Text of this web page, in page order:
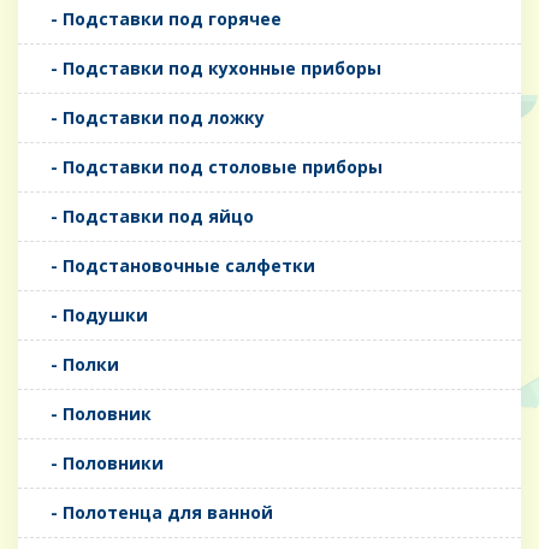
- Подставки под горячее
- Подставки под кухонные приборы
- Подставки под ложку
- Подставки под столовые приборы
- Подставки под яйцо
- Подстановочные салфетки
- Подушки
- Полки
- Половник
- Половники
- Полотенца для ванной